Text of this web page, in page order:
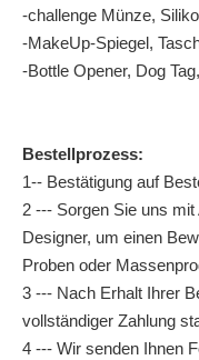
-challenge Münze,
-MakeUp-Spiegel,
-Bottle Opener, Dog
Bestellprozess:
1-- Bestätigung auf
2 --- Sorgen Sie uns
Designer, um einen
Proben oder
3 --- Nach Erhalt Ihrer
vollständiger Zahlung
4 --- Wir senden Ihnen